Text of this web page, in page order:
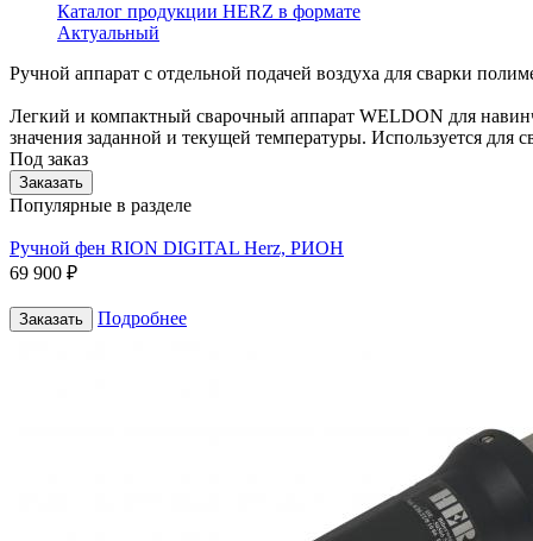
Каталог продукции HERZ в формате
Актуальный
Ручной аппарат с отдельной подачей воздуха для сварки
Легкий и компактный сварочный аппарат WELDON для
значения заданной и текущей температуры. Используется для
Под заказ
Заказать
Популярные в разделе
Ручной фен RION DIGITAL Herz, РИОН
69 900 ₽
Заказать Подробнее